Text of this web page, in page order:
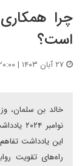
چرا
است؟
نوامبر
این یادداشت
راه‌های تقویت